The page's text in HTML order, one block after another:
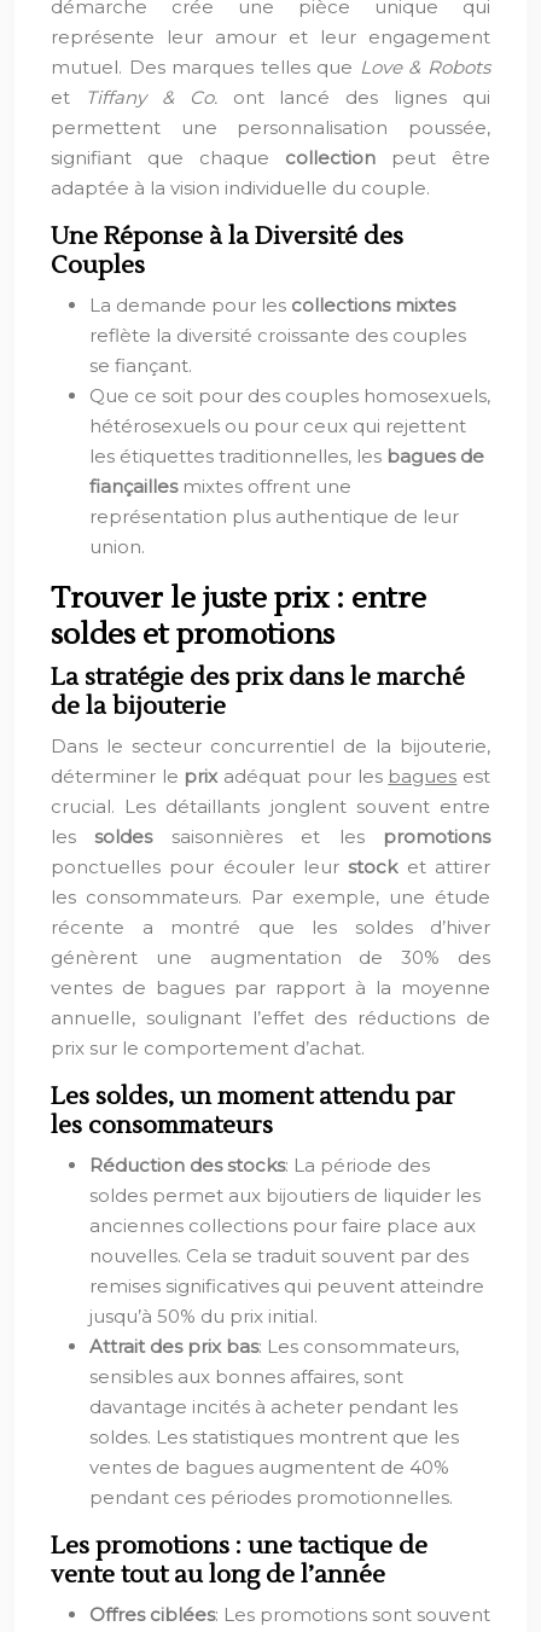
démarche crée une pièce unique qui
représente leur amour et leur engagement
mutuel. Des marques telles que Love & Robots
et
Tiffany & Co.ont lancé des lignes qui
permettent une personnalisation poussée,
signifiant que chaque collection peut être
adaptée à la vision individuelle du couple.
Une Réponse à la Diversité des
Couples
La demande pour les collections mixtes
reflète la diversité croissante des couples
se fiançant.
Que ce soit pour des couples homosexuels,
hétérosexuels ou pour ceux qui rejettent
les étiquettes traditionnelles, les bagues de
fiançaillesmixtes offrent une
représentation plus authentique de leur
union.
Trouver le juste prix : entre
soldes et promotions
La stratégie des prix dans le marché
de la bijouterie
Dans le secteur concurrentiel de la bijouterie,
déterminer le prixadéquat pour les bagues est
crucial. Les détaillants jonglent souvent entre
lessoldessaisonnières et les promotions
ponctuelles pour écouler leurstocket attirer
les consommateurs. Par exemple, une étude
récente a montré que les soldes d’hiver
génèrent une augmentation de 30% des
ventes de bagues par rapport à la moyenne
annuelle, soulignant l’effet des réductions de
prix sur le comportement d’achat.
Les soldes, un moment attendu par
les consommateurs
Réduction des stocks: La période des
soldes permet aux bijoutiers de liquider les
anciennes collections pour faire place aux
nouvelles. Cela se traduit souvent par des
remises significatives qui peuvent atteindre
jusqu’à 50% du prix initial.
Attrait des prix bas: Les consommateurs,
sensibles aux bonnes affaires, sont
davantage incités à acheter pendant les
soldes. Les statistiques montrent que les
ventes de bagues augmentent de 40%
pendant ces périodes promotionnelles.
Les promotions : une tactique de
vente tout au long de l’année
Offres ciblées: Les promotions sont souvent